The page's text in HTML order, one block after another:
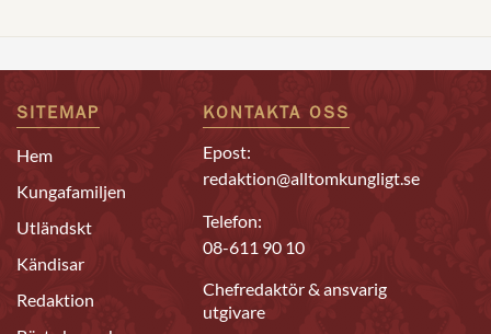
SITEMAP
Hem
Kungafamiljen
Utländskt
Kändisar
Redaktion
KONTAKTA OSS
Epost:
redaktion@alltomkungligt.se
Telefon:
08-611 90 10
Chefredaktör & ansvarig
utgivare